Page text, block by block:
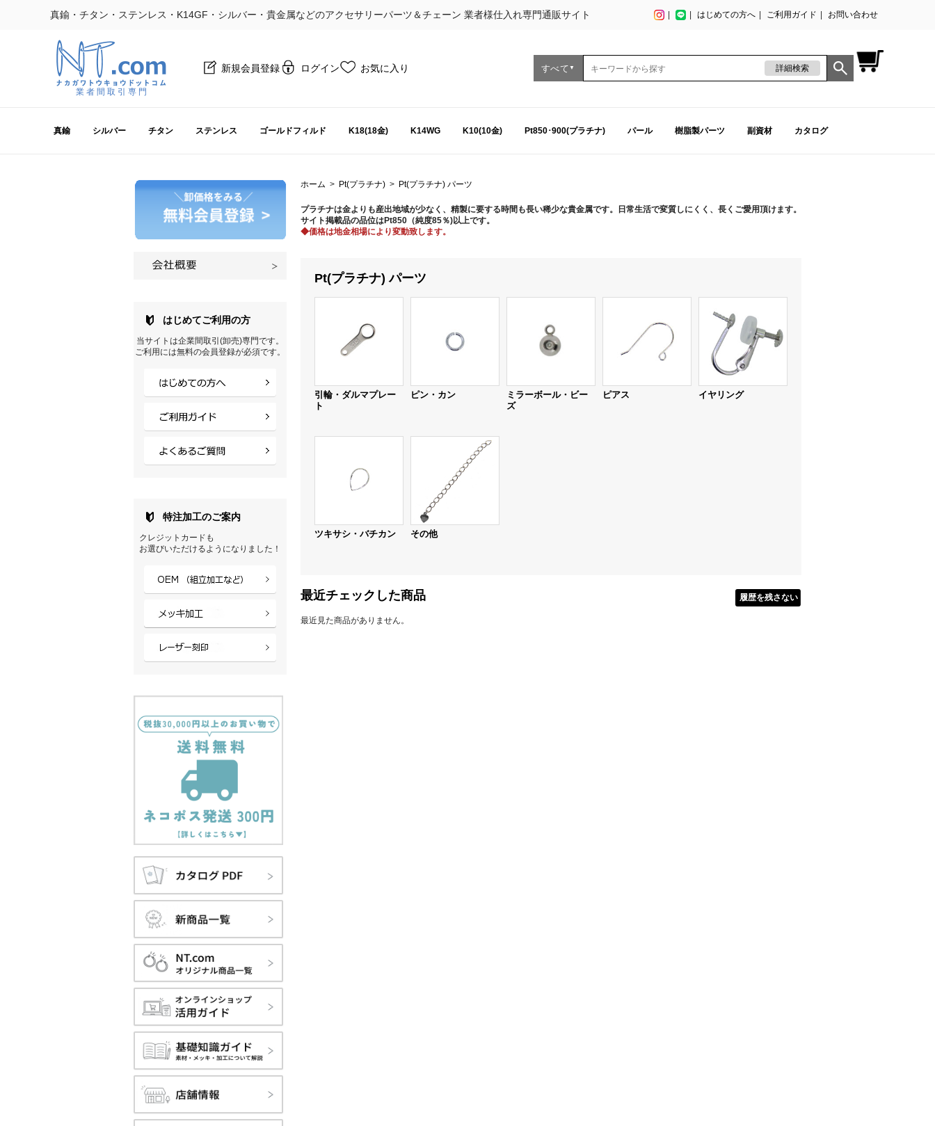
真鍮・チタン・ステンレス・K14GF・シルバー・貴金属などのアクセサリーパーツ＆チェーン 業者様仕入れ専門通販サイト はじめての方へ ご利用ガイド お問い合わせ
業 者 間 取 引 専 門
新規会員登録 ログイン お気に入り すべて ▼ 詳細検索
真鍮 シルバー チタン ステンレス ゴールドフィルド K18(18金) K14WG K10(10金) Pt850･900(プラチナ) パール 樹脂製パーツ 副資材 カタログ
ホーム > Pt(プラチナ) > Pt(プラチナ) パーツ
プラチナは金よりも産出地域が少なく、精製に要する時間も長い稀少な貴金属です。日常生活で変質しにくく、長くご愛用頂けます。
サイト掲載品の品位はPt850（純度85％)以上です。
◆価格は地金相場により変動致します。
Pt(プラチナ) パーツ
引輪・ダルマプレー
ト
ピン・カン
ミラーボール・ビー
ズ
ピアス イヤリング
ツキサシ・バチカン その他
はじめてご利用の方
当サイトは企業間取引(卸売)専門です。
ご利用には無料の会員登録が必須です。
特注加工のご案内
クレジットカードも
お選びいただけるようになりました！
最近チェックした商品
最近見た商品がありません。
履歴を残さない